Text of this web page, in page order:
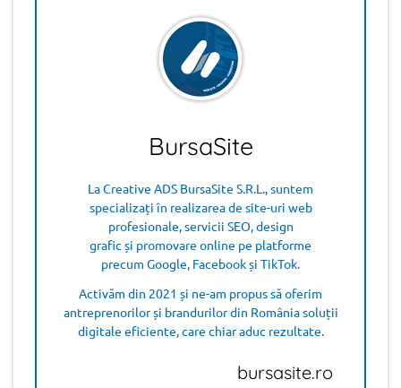
BursaSite
La Creative ADS BursaSite S.R.L., suntem
specializați în realizarea de site-uri web
profesionale, servicii SEO, design
grafic și promovare online pe platforme
precum Google, Facebook și TikTok.
Activăm din 2021 și ne-am propus să oferim
antreprenorilor și brandurilor din România soluții
digitale eficiente, care chiar aduc rezultate.
bursasite.ro